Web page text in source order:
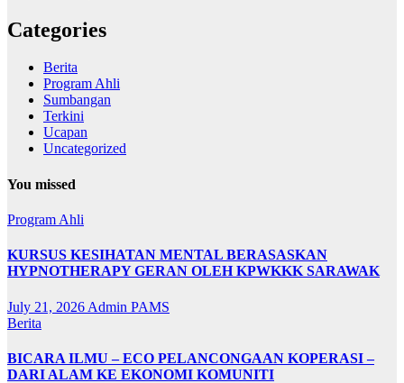
Categories
Berita
Program Ahli
Sumbangan
Terkini
Ucapan
Uncategorized
You missed
Program Ahli
KURSUS KESIHATAN MENTAL BERASASKAN
HYPNOTHERAPY GERAN OLEH KPWKKK SARAWAK
July 21, 2026 Admin PAMS
Berita
BICARA ILMU – ECO PELANCONGAAN KOPERASI –
DARI ALAM KE EKONOMI KOMUNITI